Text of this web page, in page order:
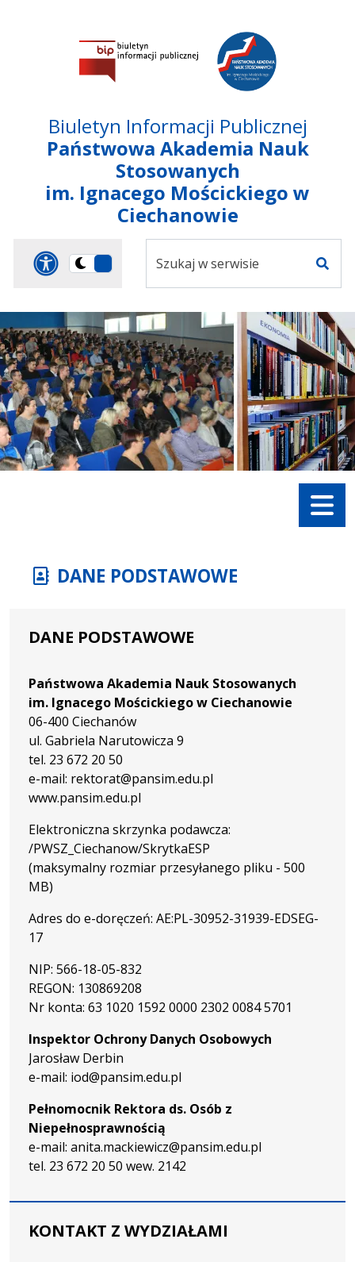
głównego menu
Przejdź do treści
Przejdź do mapy
serwisu
Biuletyn Informacji Publicznej
Państwowa Akademia Nauk
Stosowanych
im. Ignacego Mościckiego w
Ciechanowie
Panel dostosowania
Przełącz
ciemną
serwisie
Menu
DANE PODSTAWOWE
DANE PODSTAWOWE
Państwowa Akademia Nauk Stosowanych
im. Ignacego Mościckiego w Ciechanowie
06-400 Ciechanów
ul. Gabriela Narutowicza 9
tel. 23 672 20 50
e-mail: rektorat@pansim.edu.pl
www.pansim.edu.pl
Elektroniczna skrzynka podawcza:
/PWSZ_Ciechanow/SkrytkaESP
(maksymalny rozmiar przesyłanego pliku - 500
MB)
Adres do e-doręczeń: AE:PL-30952-31939-EDSEG-
17
NIP: 566-18-05-832
REGON: 130869208
Nr konta: 63 1020 1592 0000 2302 0084 5701
Inspektor Ochrony Danych Osobowych
Jarosław Derbin
e-mail: iod@pansim.edu.pl
Pełnomocnik Rektora ds. Osób z
Niepełnosprawnością
e-mail: anita.mackiewicz@pansim.edu.pl
tel. 23 672 20 50 wew. 2142
KONTAKT Z WYDZIAŁAMI